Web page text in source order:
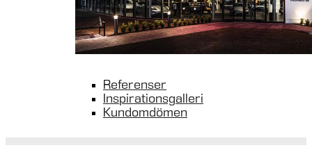
Referenser
Inspirationsgalleri
Kundomdömen